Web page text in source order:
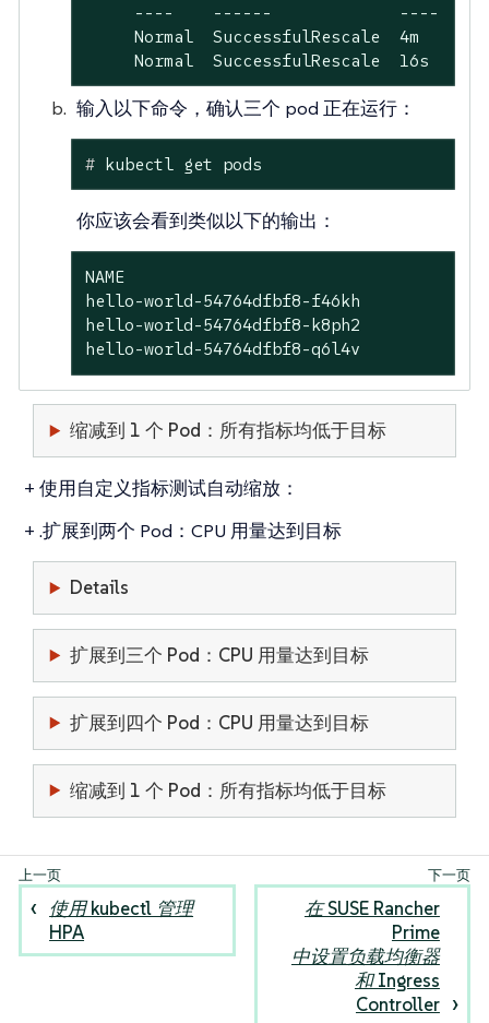
----    ------             ----
Normal  SuccessfulRescale  4m
Normal  SuccessfulRescale  16s
输入以下命令，确认三个 pod 正在运行：
# kubectl get pods
你应该会看到类似以下的输出：
NAME
hello-world-54764dfbf8-f46kh
hello-world-54764dfbf8-k8ph2
hello-world-54764dfbf8-q6l4v
缩减到 1 个 Pod：所有指标均低于目标
+ 使用自定义指标测试自动缩放：
+ .扩展到两个 Pod：CPU 用量达到目标
Details
扩展到三个 Pod：CPU 用量达到目标
扩展到四个 Pod：CPU 用量达到目标
缩减到 1 个 Pod：所有指标均低于目标
使用 kubectl 管理
HPA
在 SUSE Rancher
Prime
中设置负载均衡器
和 Ingress
Controller